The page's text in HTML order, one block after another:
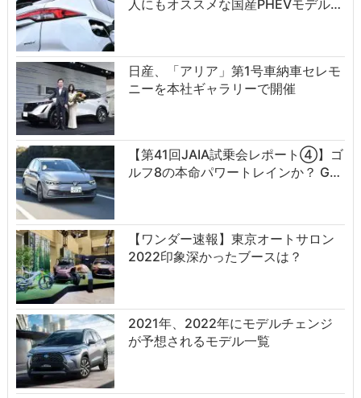
人にもオススメな国産PHEVモデル…
日産、「アリア」第1号車納車セレモ
ニーを本社ギャラリーで開催
【第41回JAIA試乗会レポート④】ゴ
ルフ8の本命パワートレインか？ G…
【ワンダー速報】東京オートサロン
2022印象深かったブースは？
2021年、2022年にモデルチェンジ
が予想されるモデル一覧